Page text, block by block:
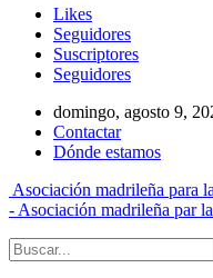
Likes
Seguidores
Suscriptores
Seguidores
domingo, agosto 9,
Contactar
Dónde estamos
Asociación madrileña para
- Asociación madrileña par